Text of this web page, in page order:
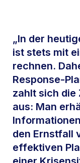
„In der
ist stets mit
rechnen.
Response-
zahlt sich die
aus: Man
den Ernstfall
effektiven